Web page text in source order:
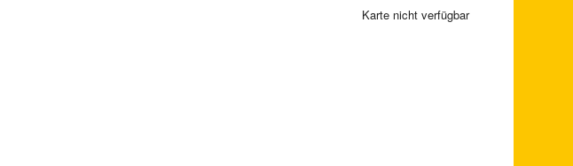
Karte nicht verfügbar